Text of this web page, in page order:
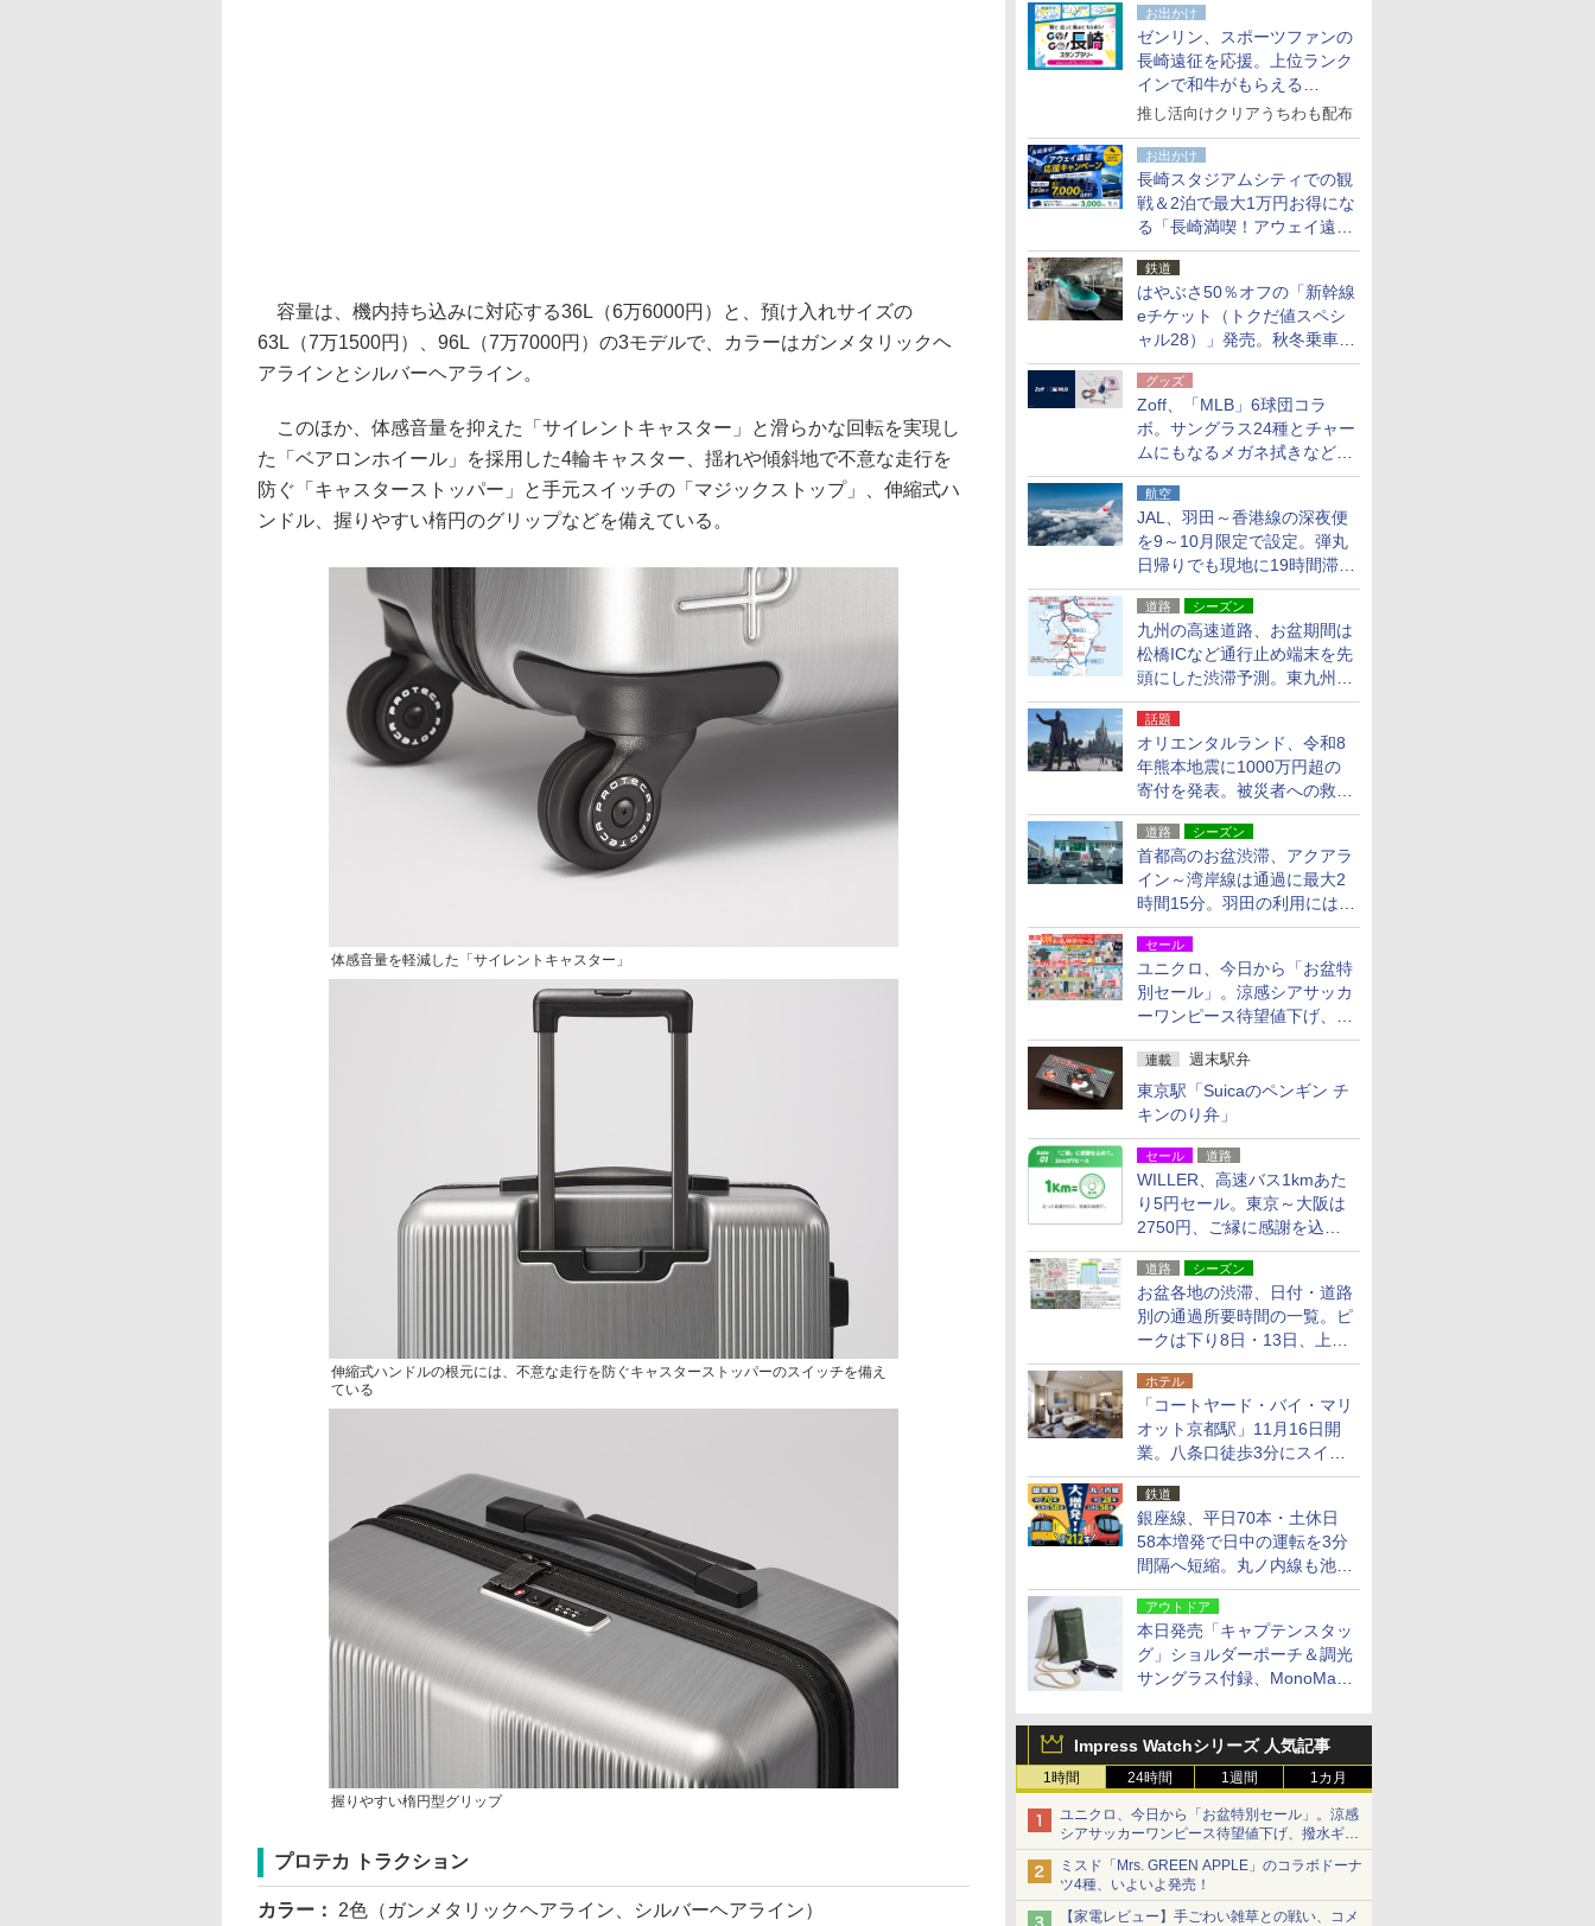
お出かけ
ゼンリン、スポーツファンの
長崎遠征を応援。上位ランク
インで和牛がもらえる
「GO！GO！長崎スタンプラ
推し活向けクリアうちわも配布
お出かけ
長崎スタジアムシティでの観
戦＆2泊で最大1万円お得にな
る「長崎満喫！アウェイ遠征
応援キャンペーン」
鉄道
はやぶさ50％オフの「新幹線
eチケット（トクだ値スペシ
ャル28）」発売。秋冬乗車
分、えきねっと限定
グッズ
Zoff、「MLB」6球団コラ
ボ。サングラス24種とチャー
ムにもなるメガネ拭きなど雑
貨24種
航空
JAL、羽田～香港線の深夜便
を9～10月限定で設定。弾丸
日帰りでも現地に19時間滞在
できる
道路 シーズン
九州の高速道路、お盆期間は
松橋ICなど通行止め端末を先
頭にした渋滞予測。東九州道
への迂回は料金調整を実施
話題
オリエンタルランド、令和8
年熊本地震に1000万円超の
寄付を発表。被災者への救援
活動・復旧支援
道路 シーズン
首都高のお盆渋滞、アクアラ
イン～湾岸線は通過に最大2
時間15分。羽田の利用には
「空港西出口」の利用検討を
セール
ユニクロ、今日から「お盆特
別セール」。涼感シアサッカ
ーワンピース待望値下げ、撥
水ギアショーツは1990円に
連載 週末駅弁
東京駅「Suicaのペンギン チ
キンのり弁」
セール 道路
WILLER、高速バス1kmあた
り5円セール。東京～大阪は
2750円、ご縁に感謝を込め
た20周年記念キャンペーン
道路 シーズン
お盆各地の渋滞、日付・道路
別の通過所要時間の一覧。ピ
ークは下り8日・13日、上り
14日・15日
ホテル
「コートヤード・バイ・マリ
オット京都駅」11月16日開
業。八条口徒歩3分にスイー
ト含む全270室、ダイニング
も併設
鉄道
銀座線、平日70本・土休日
58本増発で日中の運転を3分
間隔へ短縮。丸ノ内線も池袋
～中野坂上を4分間隔に
アウトドア
本日発売「キャプテンスタッ
グ」ショルダーポーチ＆調光
サングラス付録、MonoMax
Impress Watchシリーズ 人気記事
1時間 24時間 1週間 1カ月
ユニクロ、今日から「お盆特別セール」。涼感
シアサッカーワンピース待望値下げ、撥水ギア
ショーツは1990円に
ミスド「Mrs. GREEN APPLE」のコラボドーナ
ツ4種、いよいよ発売！
【家電レビュー】手ごわい雑草との戦い、コメ
容量は、機内持ち込みに対応する36L（6万6000円）と、預け入れサイズの
63L（7万1500円）、96L（7万7000円）の3モデルで、カラーはガンメタリックヘ
アラインとシルバーヘアライン。
このほか、体感音量を抑えた「サイレントキャスター」と滑らかな回転を実現し
た「ベアロンホイール」を採用した4輪キャスター、揺れや傾斜地で不意な走行を
防ぐ「キャスターストッパー」と手元スイッチの「マジックストップ」、伸縮式ハ
ンドル、握りやすい楕円のグリップなどを備えている。
体感音量を軽減した「サイレントキャスター」
伸縮式ハンドルの根元には、不意な走行を防ぐキャスターストッパーのスイッチを備え
ている
握りやすい楕円型グリップ
プロテカ トラクション
カラー： 2色（ガンメタリックヘアライン、シルバーヘアライン）